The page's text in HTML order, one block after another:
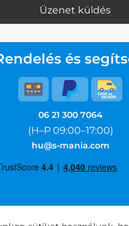
Üzenet küldés
és
06 21 300 7064
(H–P 09:00–17:00)
hu@s-mania.com